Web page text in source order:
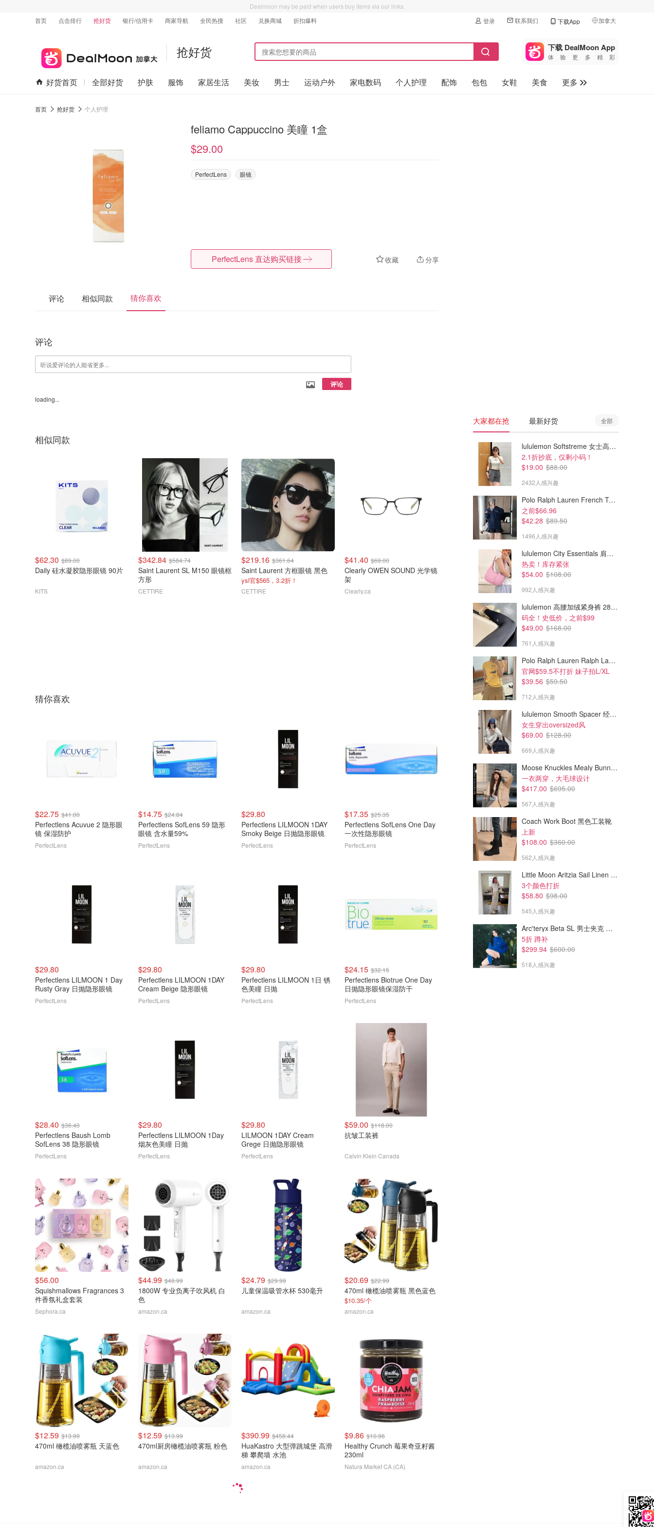
Dealmoon may be paid when users buy items via our links.
首页
点击排行 抢好货 银行/信用卡 商家导航 全民热搜 社区 兑换商城 折扣爆料 登录 联系我们 下载App 加拿大
🇺🇸
美国
🇨🇳中国
🇨🇦加拿大
抢好货 下载 DealMoon App
体验更多精彩
好货首页 全部好货 护肤 服饰 家居生活 美妆 男士 运动户外 家电数码 个人护理 配饰 包包 女鞋 美食
更多
首页 抢好货 个人护理
feliamo Cappuccino 美瞳 1盒
$29.00
PerfectLens 眼镜
收藏 分享
PerfectLens 直达购买链接
评论 相似同款 猜你喜欢
评论
评论
loading...
相似同款
$62.30 $89.00
Daily 硅水凝胶隐形眼镜 90片
KITS
$342.84 $584.74
Saint Laurent SL M150 眼镜框
方形
CETTIRE
$219.16 $361.64
Saint Laurent 方框眼镜 黑色
ysl官$565，3.2折！
CETTIRE
$41.40 $69.00
Clearly OWEN SOUND 光学镜
架
Clearly.ca
Clearly WINKLER 光学眼镜
$21.00
Clearly CALGARY 光学眼镜
Clearly.ca
猜你喜欢
$22.75 $41.00
Perfectlens Acuvue 2 隐形眼
镜 保湿防护
PerfectLens
$14.75 $24.84
Perfectlens SofLens 59 隐形
眼镜 含水量59%
PerfectLens
$29.80
Perfectlens LILMOON 1DAY
Smoky Beige 日抛隐形眼镜
PerfectLens
$17.35 $25.35
Perfectlens SofLens One Day
一次性隐形眼镜
PerfectLens
$29.80
Perfectlens LILMOON 1 Day
Rusty Gray 日抛隐形眼镜
PerfectLens
$29.80
Perfectlens LILMOON 1DAY
Cream Beige 隐形眼镜
PerfectLens
$29.80
Perfectlens LILMOON 1日 锈
色美瞳 日抛
PerfectLens
$24.15 $32.15
Perfectlens Biotrue One Day
日抛隐形眼镜保湿防干
PerfectLens
$28.40 $36.40
Perfectlens Baush Lomb
SofLens 38 隐形眼镜
PerfectLens
$29.80
Perfectlens LILMOON 1Day
烟灰色美瞳 日抛
PerfectLens
$29.80
LILMOON 1DAY Cream
Grege 日抛隐形眼镜
PerfectLens
$59.00 $118.00
抗皱工装裤
Calvin Klein Canada
$56.00
Squishmallows Fragrances 3
件香氛礼盒套装
Sephora.ca
$44.99 $49.99
1800W 专业负离子吹风机 白
色
amazon.ca
$24.79 $29.99
儿童保温吸管水杯 530毫升
amazon.ca
$20.69 $22.99
470ml 橄榄油喷雾瓶 黑色蓝色
$10.35/个
amazon.ca
$12.59 $13.99
470ml 橄榄油喷雾瓶 天蓝色
amazon.ca
$12.59 $13.99
470ml厨房橄榄油喷雾瓶 粉色
amazon.ca
$390.99 $458.44
HuaKastro 大型弹跳城堡 高滑
梯 攀爬墙 水池
amazon.ca
$9.86 $10.96
Healthy Crunch 莓果奇亚籽酱
230ml
Natura Market CA (CA)
大家都在抢 最新好货 全部
lululemon Softstreme 女士高腰短裤 10cm
2.1折抄底，仅剩小码！
$19.00 $88.00
2432人感兴趣
Polo Ralph Lauren French Terry 女童连帽卫衣 7-16码
之前$66.96
$42.28 $89.50
1496人感兴趣
lululemon City Essentials 肩背包 4L
热卖！库存紧张
$54.00 $108.00
992人感兴趣
lululemon 高腰加绒紧身裤 28"≈71cm 5个口袋
码全！史低价，之前$99
$49.00 $168.00
761人感兴趣
Polo Ralph Lauren Ralph Lauren Polo Bear 女童棉T恤 染色 1件
官网$59.5不打折 妹子拍L/XL
$39.56 $59.50
712人感兴趣
lululemon Smooth Spacer 经典卫衣
女生穿出oversized风
$69.00 $128.00
669人感兴趣
Moose Knuckles Mealy Bunny 女士双面穿连帽外套
一衣两穿，大毛球设计
$417.00 $695.00
567人感兴趣
Coach Work Boot 黑色工装靴
上新
$108.00 $360.00
562人感兴趣
Little Moon Aritzia Sail Linen 长裤 麻织
3个颜色打折
$58.80 $98.00
545人感兴趣
Arc'teryx Beta SL 男士夹克 黑色
5折 蹲补
$299.94 $600.00
518人感兴趣